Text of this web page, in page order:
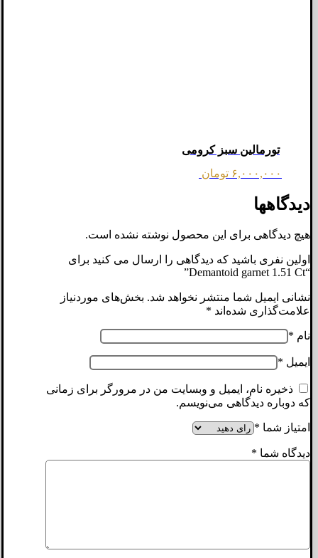
تورمالین سبز کرومی
۶,۰۰۰,۰۰۰ تومان
دیدگاهها
هیچ دیدگاهی برای این محصول نوشته نشده است.
اولین نفری باشید که دیدگاهی را ارسال می کنید برای
“Demantoid garnet 1.51 Ct”
نشانی ایمیل شما منتشر نخواهد شد. بخش‌های موردنیاز
علامت‌گذاری شده‌اند *
نام *
ایمیل *
ذخیره نام، ایمیل و وبسایت من در مرورگر برای زمانی
که دوباره دیدگاهی می‌نویسم.
امتیاز شما *
دیدگاه شما *